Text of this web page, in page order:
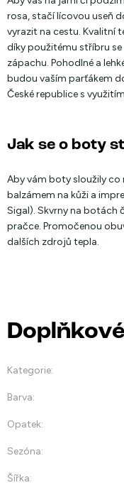
rosa, stačí lícovou useň
vyrazit na cestu. Kvalitní
díky použitému stříbru
zápachu. Pohodlné a
budou vaším parťákem
České republice s
Jak se o boty
Aby vám boty sloužily co
balzámem na kůži a
Sigal). Skvrny na botách
pračce. Promočenou
dalších zdrojů tepla.
Kategorie:
Barva:
Opatek:
Sezóna:
Šířka: